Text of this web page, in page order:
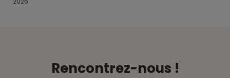
Rencontrez-nous !